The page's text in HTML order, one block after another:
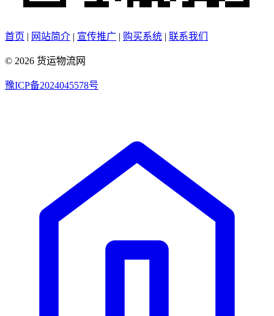
首页 | 网站简介 | 宣传推广 | 购买系统 | 联系我们
© 2026 货运物流网
豫ICP备2024045578号